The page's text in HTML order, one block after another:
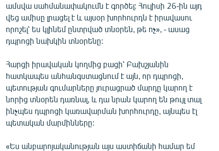
ամսվա սահմանափակումն է գործել: Հուլիսի 26-ին այդ
վեց ամիսը լրացել է և այսօր խորհուրդն է իրավասու
որոշել՝ ես կլինեմ ընտրված տնօրեն, թե ոչ», - ասաց
դպրոցի նախկին տնօրենը:
Հարցի իրավական կողմից բացի՝ Բախշյանին
հատկապես անհանգստացնում է այն, որ դպրոցի,
պետության գումարները յուրացրած մարդը կարող է
նորից տնօրեն դառնալ, և դա նրան կարող են թույլ տալ
ինչպես դպրոցի կառավարման խորհուրդը, այնպես էլ
պետական մարմինները:
«Ես անբարոյականության այս աստիճանի համար եմ